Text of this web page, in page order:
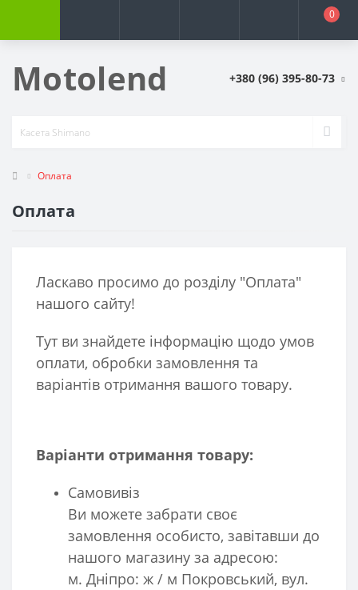
0
Motolend +380 (96) 395-80-73
Оплата
Оплата
Ласкаво просимо до розділу "Оплата"
нашого сайту!
Тут ви знайдете інформацію щодо умов
оплати, обробки замовлення та
варіантів отримання вашого товару.
Варіанти отримання товару:
Самовивіз
Ви можете забрати своє
замовлення особисто, завітавши до
нашого магазину за адресою:
м. Дніпро: ж / м Покровський, вул.